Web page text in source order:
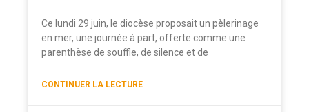
Ce lundi 29 juin, le diocèse proposait un pèlerinage
en mer, une journée à part, offerte comme une
parenthèse de souffle, de silence et de
CONTINUER LA LECTURE